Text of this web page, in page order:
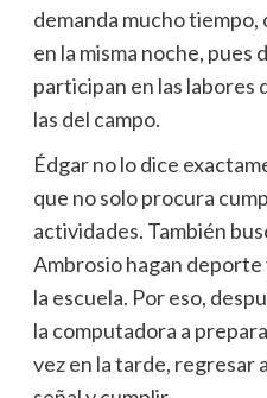
demanda mucho tiempo,
en la misma noche, pues
participan en las labores
las del campo.
Édgar no lo dice
que no solo procura
actividades. También
Ambrosio hagan deporte
la escuela. Por eso,
la computadora a
vez en la tarde, regresar